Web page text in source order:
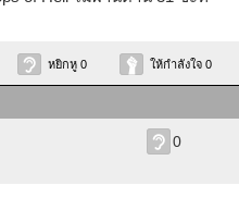
หยิกหู 0 ให้กำลังใจ 0
0